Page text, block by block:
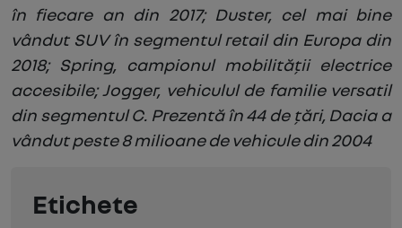
în fiecare an din 2017; Duster, cel mai bine
vândut SUV în segmentul retail din Europa din
2018; Spring, campionul mobilității electrice
accesibile; Jogger, vehiculul de familie versatil
din segmentul C. Prezentă în 44 de țări, Dacia a
vândut peste 8 milioane de vehicule din 2004
Etichete